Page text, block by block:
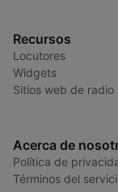
Recursos
Locutores
Widgets
Sitios web de radio
Acerca de
Política de
Términos del